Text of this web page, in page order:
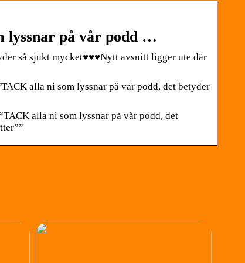
lyssnar på vår podd …
så sjukt mycket♥️♥️♥️Nytt avsnitt ligger ute där
alla ni som lyssnar på vår podd, det betyder
alla ni som lyssnar på vår podd, det